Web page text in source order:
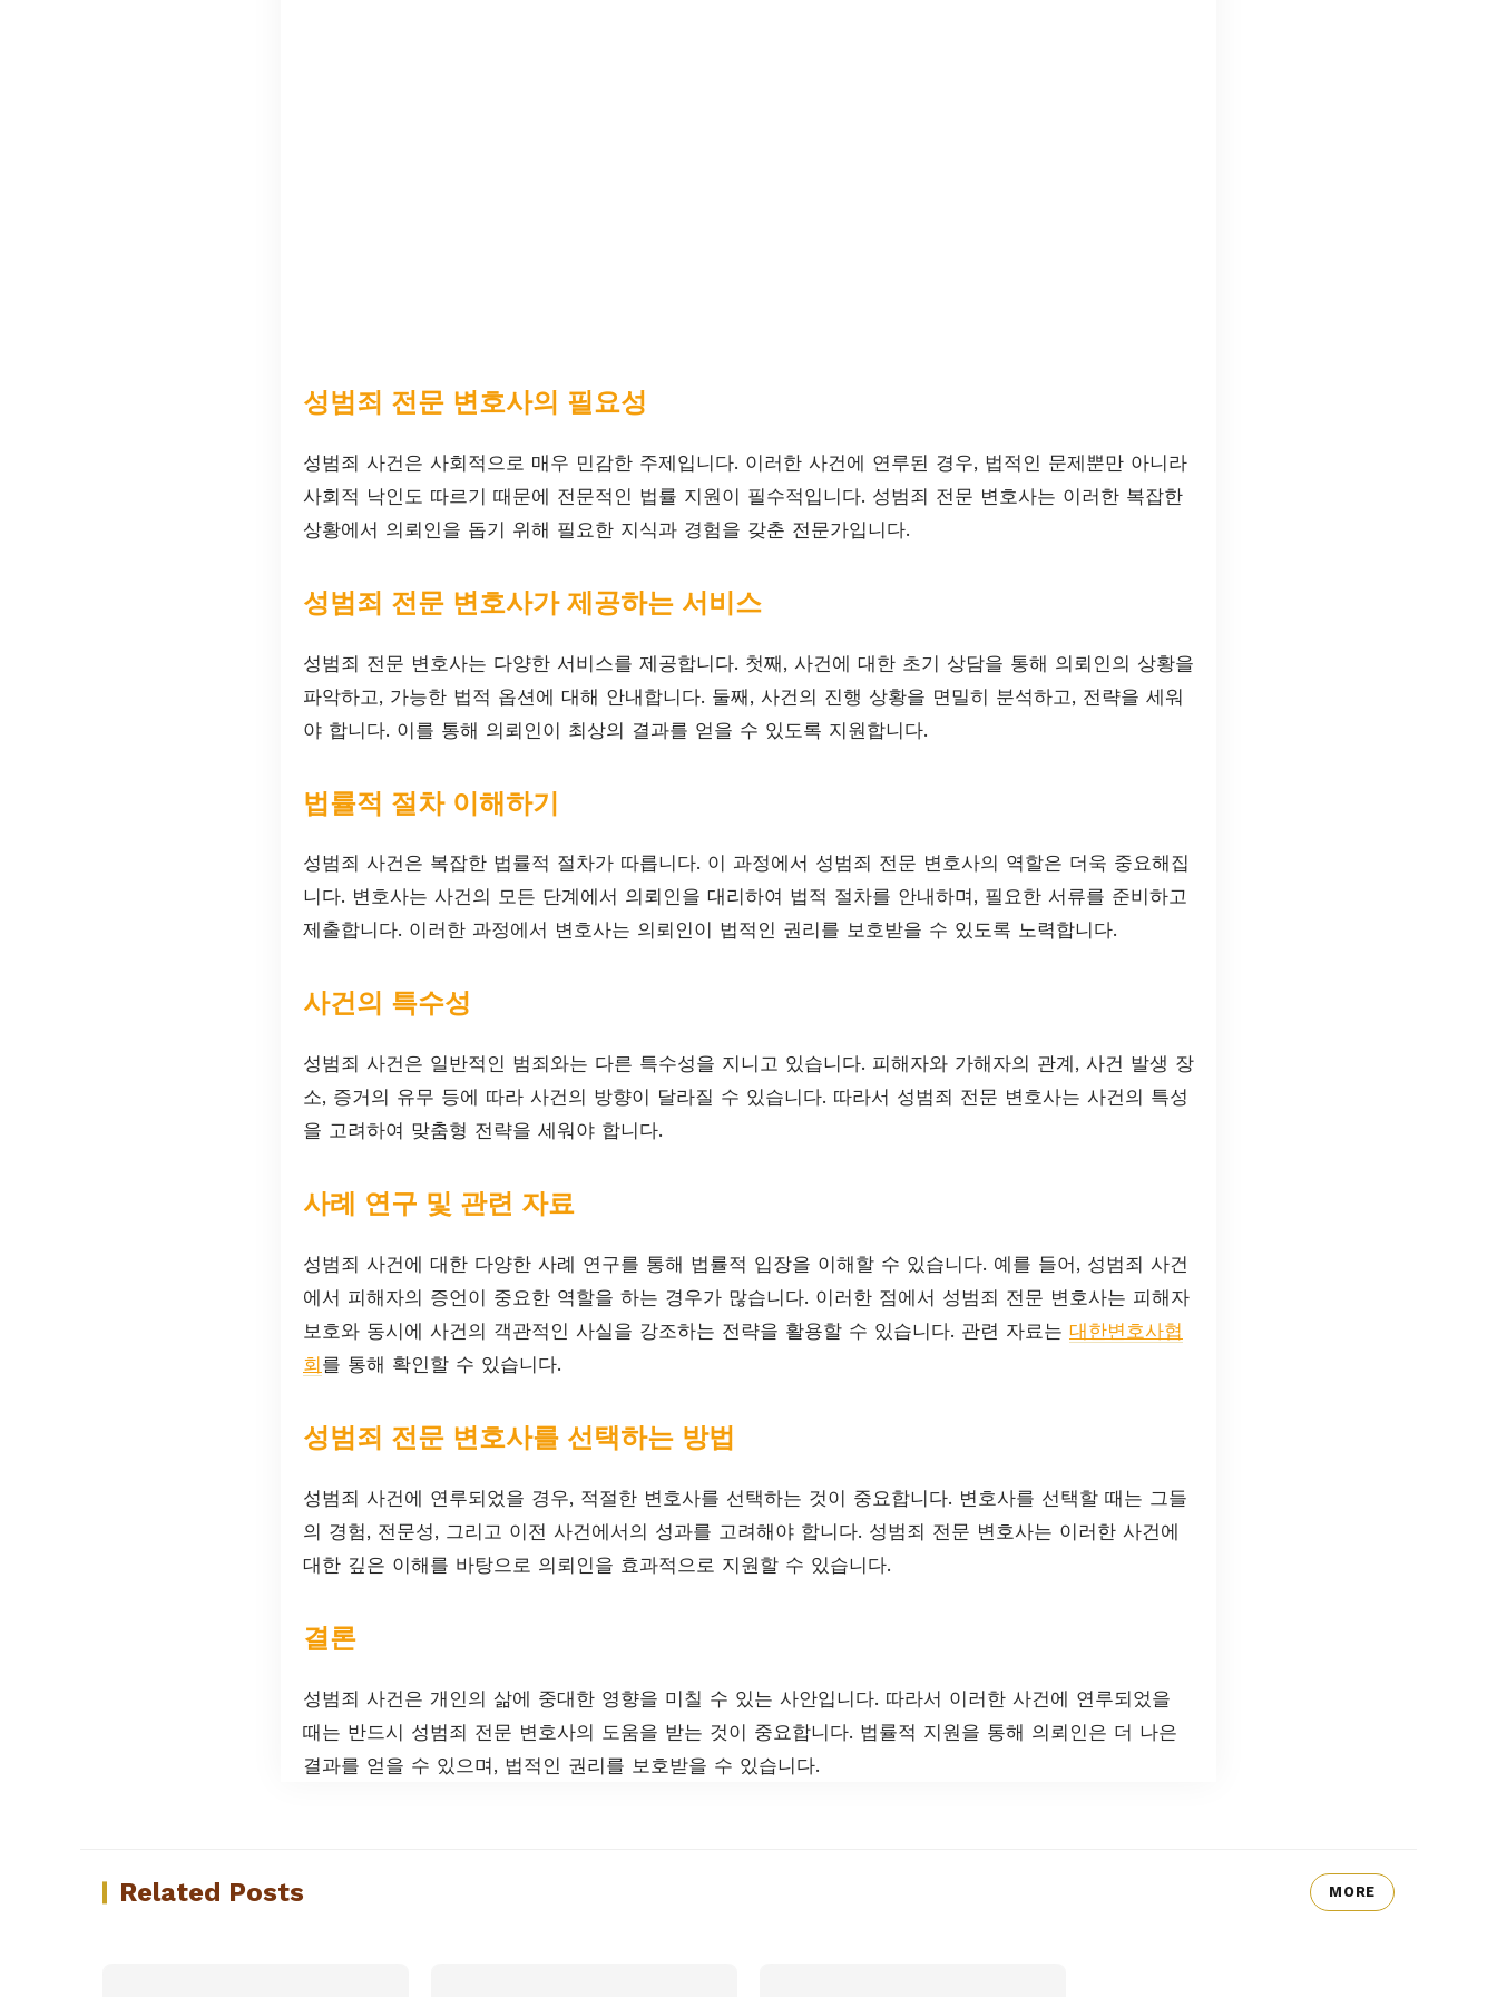
성범죄 전문 변호사의 필요성
성범죄 사건은 사회적으로 매우 민감한 주제입니다. 이러한 사건에 연루된 경우, 법적인 문제뿐만 아니라
사회적 낙인도 따르기 때문에 전문적인 법률 지원이 필수적입니다. 성범죄 전문 변호사는 이러한 복잡한
상황에서 의뢰인을 돕기 위해 필요한 지식과 경험을 갖춘 전문가입니다.
성범죄 전문 변호사가 제공하는 서비스
성범죄 전문 변호사는 다양한 서비스를 제공합니다. 첫째, 사건에 대한 초기 상담을 통해 의뢰인의 상황을
파악하고, 가능한 법적 옵션에 대해 안내합니다. 둘째, 사건의 진행 상황을 면밀히 분석하고, 전략을 세워
야 합니다. 이를 통해 의뢰인이 최상의 결과를 얻을 수 있도록 지원합니다.
법률적 절차 이해하기
성범죄 사건은 복잡한 법률적 절차가 따릅니다. 이 과정에서 성범죄 전문 변호사의 역할은 더욱 중요해집
니다. 변호사는 사건의 모든 단계에서 의뢰인을 대리하여 법적 절차를 안내하며, 필요한 서류를 준비하고
제출합니다. 이러한 과정에서 변호사는 의뢰인이 법적인 권리를 보호받을 수 있도록 노력합니다.
사건의 특수성
성범죄 사건은 일반적인 범죄와는 다른 특수성을 지니고 있습니다. 피해자와 가해자의 관계, 사건 발생 장
소, 증거의 유무 등에 따라 사건의 방향이 달라질 수 있습니다. 따라서 성범죄 전문 변호사는 사건의 특성
을 고려하여 맞춤형 전략을 세워야 합니다.
사례 연구 및 관련 자료
성범죄 사건에 대한 다양한 사례 연구를 통해 법률적 입장을 이해할 수 있습니다. 예를 들어, 성범죄 사건
에서 피해자의 증언이 중요한 역할을 하는 경우가 많습니다. 이러한 점에서 성범죄 전문 변호사는 피해자
보호와 동시에 사건의 객관적인 사실을 강조하는 전략을 활용할 수 있습니다. 관련 자료는 대한변호사협
회를 통해 확인할 수 있습니다.
성범죄 전문 변호사를 선택하는 방법
성범죄 사건에 연루되었을 경우, 적절한 변호사를 선택하는 것이 중요합니다. 변호사를 선택할 때는 그들
의 경험, 전문성, 그리고 이전 사건에서의 성과를 고려해야 합니다. 성범죄 전문 변호사는 이러한 사건에
대한 깊은 이해를 바탕으로 의뢰인을 효과적으로 지원할 수 있습니다.
결론
성범죄 사건은 개인의 삶에 중대한 영향을 미칠 수 있는 사안입니다. 따라서 이러한 사건에 연루되었을
때는 반드시 성범죄 전문 변호사의 도움을 받는 것이 중요합니다. 법률적 지원을 통해 의뢰인은 더 나은
결과를 얻을 수 있으며, 법적인 권리를 보호받을 수 있습니다.
Related Posts MORE